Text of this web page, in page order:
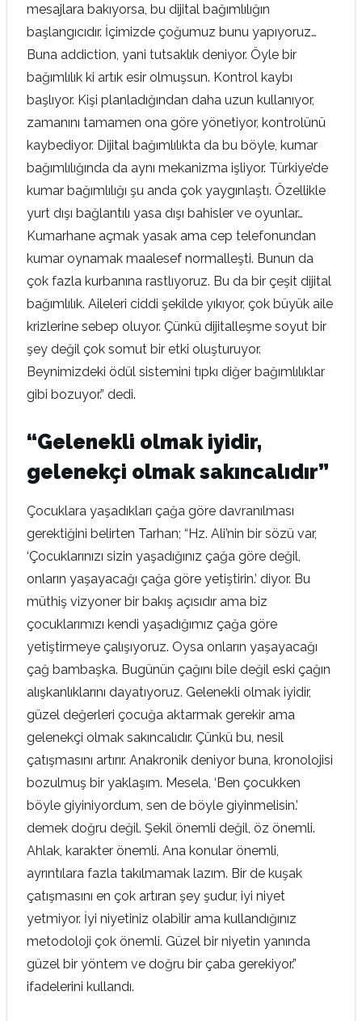
mesajlara bakıyorsa, bu dijital bağımlılığın
başlangıcıdır. İçimizde çoğumuz bunu yapıyoruz…
Buna addiction, yani tutsaklık deniyor. Öyle bir
bağımlılık ki artık esir olmuşsun. Kontrol kaybı
başlıyor. Kişi planladığından daha uzun kullanıyor,
zamanını tamamen ona göre yönetiyor, kontrolünü
kaybediyor. Dijital bağımlılıkta da bu böyle, kumar
bağımlılığında da aynı mekanizma işliyor. Türkiye’de
kumar bağımlılığı şu anda çok yaygınlaştı. Özellikle
yurt dışı bağlantılı yasa dışı bahisler ve oyunlar…
Kumarhane açmak yasak ama cep telefonundan
kumar oynamak maalesef normalleşti. Bunun da
çok fazla kurbanına rastlıyoruz. Bu da bir çeşit dijital
bağımlılık. Aileleri ciddi şekilde yıkıyor, çok büyük aile
krizlerine sebep oluyor. Çünkü dijitalleşme soyut bir
şey değil çok somut bir etki oluşturuyor.
Beynimizdeki ödül sistemini tıpkı diğer bağımlılıklar
gibi bozuyor.” dedi.
“Gelenekli olmak iyidir,
gelenekçi olmak sakıncalıdır”
Çocuklara yaşadıkları çağa göre davranılması
gerektiğini belirten Tarhan; “Hz. Ali’nin bir sözü var,
‘Çocuklarınızı sizin yaşadığınız çağa göre değil,
onların yaşayacağı çağa göre yetiştirin.’ diyor. Bu
müthiş vizyoner bir bakış açısıdır ama biz
çocuklarımızı kendi yaşadığımız çağa göre
yetiştirmeye çalışıyoruz. Oysa onların yaşayacağı
çağ bambaşka. Bugünün çağını bile değil eski çağın
alışkanlıklarını dayatıyoruz. Gelenekli olmak iyidir,
güzel değerleri çocuğa aktarmak gerekir ama
gelenekçi olmak sakıncalıdır. Çünkü bu, nesil
çatışmasını artırır. Anakronik deniyor buna, kronolojisi
bozulmuş bir yaklaşım. Mesela, ‘Ben çocukken
böyle giyiniyordum, sen de böyle giyinmelisin.’
demek doğru değil. Şekil önemli değil, öz önemli.
Ahlak, karakter önemli. Ana konular önemli,
ayrıntılara fazla takılmamak lazım. Bir de kuşak
çatışmasını en çok artıran şey şudur, iyi niyet
yetmiyor. İyi niyetiniz olabilir ama kullandığınız
metodoloji çok önemli. Güzel bir niyetin yanında
güzel bir yöntem ve doğru bir çaba gerekiyor.”
ifadelerini kullandı.